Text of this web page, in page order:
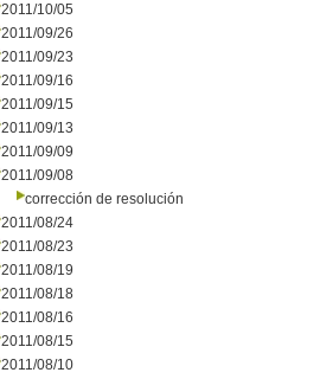
2011/10/05
2011/09/26
2011/09/23
2011/09/16
2011/09/15
2011/09/13
2011/09/09
2011/09/08
corrección de resolución
2011/08/24
2011/08/23
2011/08/19
2011/08/18
2011/08/16
2011/08/15
2011/08/10